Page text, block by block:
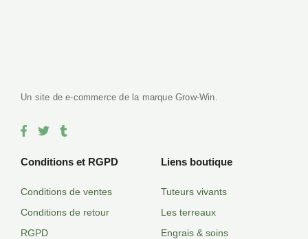
Un site de e-commerce de la marque Grow-Win.
F
a
e
o
k
-
f
T
w
t
r
T
u
b
Conditions et RGPD
Conditions de ventes
Conditions de retour
RGPD
Liens boutique
Tuteurs vivants
Les terreaux
Engrais & soins